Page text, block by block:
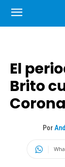
El
Brito
Por